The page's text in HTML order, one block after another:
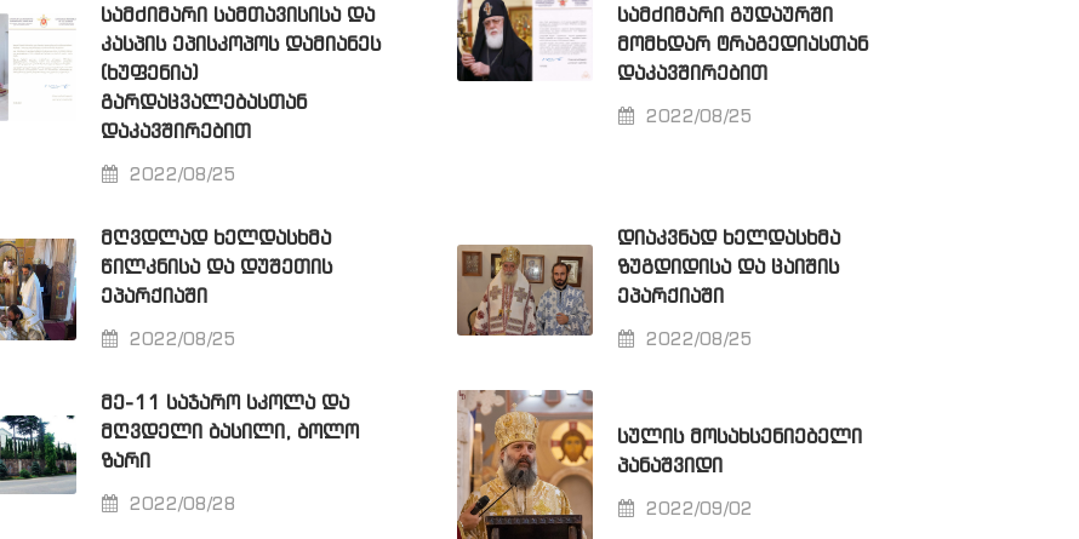
ᲡᲐᲛᲫᲘᲛᲐᲠᲘ ᲡᲐᲛᲗᲐᲕᲘᲡᲘᲡᲐ ᲓᲐ
ᲙᲐᲡᲞᲘᲡ ᲔᲞᲘᲡᲙᲝᲞᲝᲡ ᲓᲐᲛᲘᲐᲜᲔᲡ
(ᲮᲣᲤᲔᲜᲘᲐ)
ᲒᲐᲠᲓᲐᲪᲕᲐᲚᲔᲑᲐᲡᲗᲐᲜ
ᲓᲐᲙᲐᲕᲨᲘᲠᲔᲑᲘᲗ
2022/08/25
ᲡᲐᲛᲫᲘᲛᲐᲠᲘ ᲒᲣᲓᲐᲣᲠᲨᲘ
ᲛᲝᲛᲮᲓᲐᲠ ᲢᲠᲐᲒᲔᲓᲘᲐᲡᲗᲐᲜ
ᲓᲐᲙᲐᲕᲨᲘᲠᲔᲑᲘᲗ
2022/08/25
ᲛᲦᲕᲓᲚᲐᲓ ᲮᲔᲚᲓᲐᲡᲮᲛᲐ
ᲬᲘᲚᲙᲜᲘᲡᲐ ᲓᲐ ᲓᲣᲨᲔᲗᲘᲡ
ᲔᲞᲐᲠᲥᲘᲐᲨᲘ
2022/08/25
ᲓᲘᲐᲙᲕᲜᲐᲓ ᲮᲔᲚᲓᲐᲡᲮᲛᲐ
ᲖᲣᲒᲓᲘᲓᲘᲡᲐ ᲓᲐ ᲪᲐᲘᲨᲘᲡ
ᲔᲞᲐᲠᲥᲘᲐᲨᲘ
2022/08/25
ᲛᲔ-11 ᲡᲐᲯᲐᲠᲝ ᲡᲙᲝᲚᲐ ᲓᲐ
ᲛᲦᲕᲓᲔᲚᲘ ᲑᲐᲡᲘᲚᲘ, ᲑᲝᲚᲝ
ᲖᲐᲠᲘ
2022/08/28
ᲡᲣᲚᲘᲡ ᲛᲝᲡᲐᲮᲡᲔᲜᲘᲔᲑᲔᲚᲘ
ᲞᲐᲜᲐᲨᲕᲘᲓᲘ
2022/09/02